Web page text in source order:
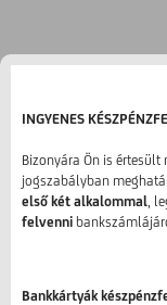
INGYENES
Bizonyára Ön is
jogszabályban
első két alkalommal,
felvenni
Bankkártyák